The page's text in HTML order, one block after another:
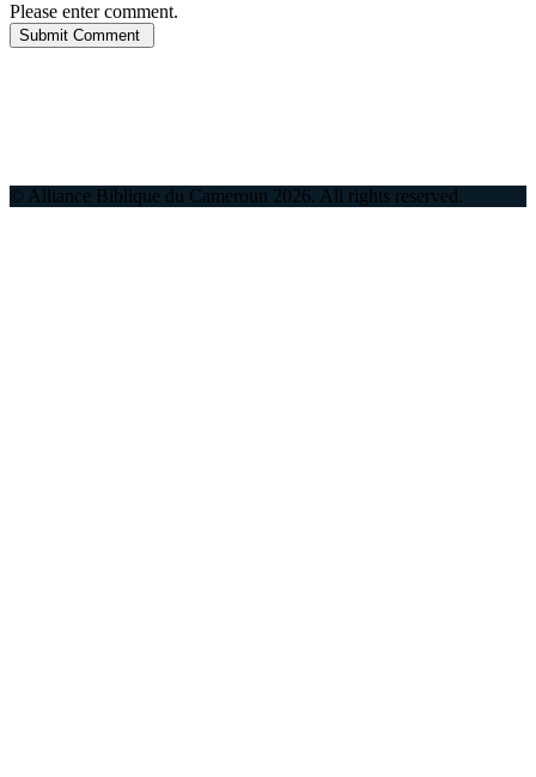
Please enter comment.
© Alliance Biblique du Cameroun 2026. All rights reserved.